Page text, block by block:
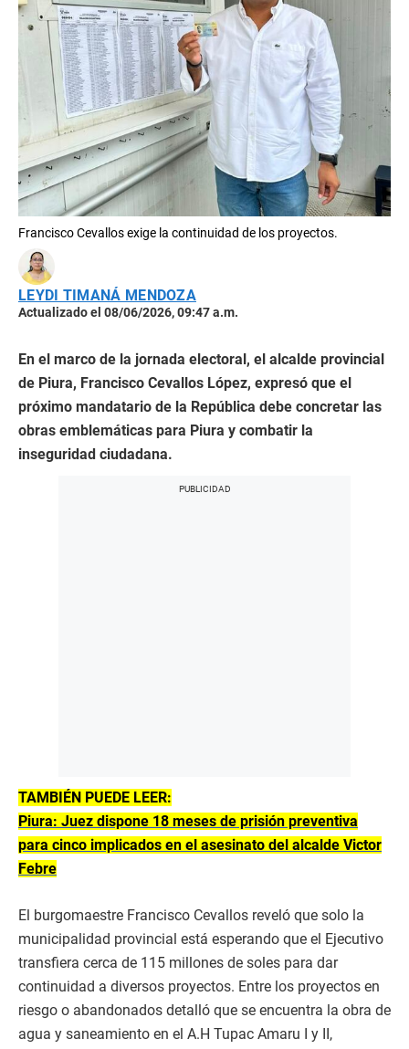
Francisco Cevallos exige la continuidad de los proyectos.
LEYDI TIMANÁ MENDOZA
Actualizado el 08/06/2026, 09:47 a.m.
En el marco de la jornada electoral, el alcalde provincial
de Piura, Francisco Cevallos López, expresó que el
próximo mandatario de la República debe concretar las
obras emblemáticas para Piura y combatir la
inseguridad ciudadana.
TAMBIÉN PUEDE LEER:
Piura: Juez dispone 18 meses de prisión preventiva
para cinco implicados en el asesinato del alcalde Victor
Febre
El burgomaestre Francisco Cevallos reveló que solo la
municipalidad provincial está esperando que el Ejecutivo
transfiera cerca de 115 millones de soles para dar
continuidad a diversos proyectos. Entre los proyectos en
riesgo o abandonados detalló que se encuentra la obra de
agua y saneamiento en el A.H Tupac Amaru I y II,